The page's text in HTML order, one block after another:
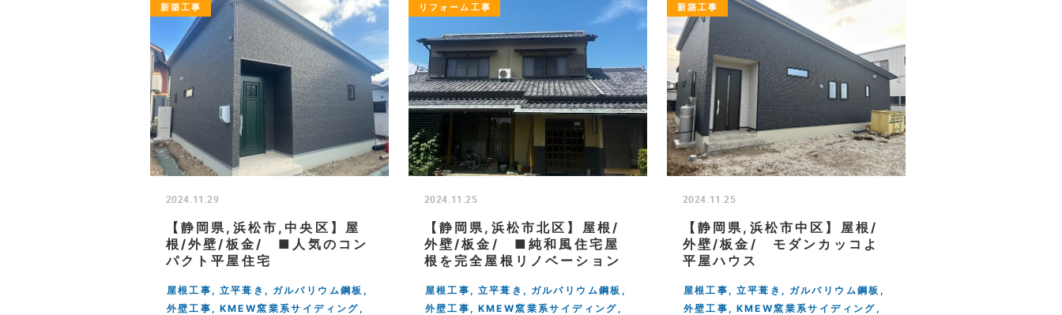
新築工事
2024.11.29
【静岡県,浜松市,中央区】屋
根/外壁/板金/ ■人気のコン
パクト平屋住宅
屋根工事 立平葺き
ガルバリウム鋼板
外壁工事
KMEW窯業系サイディング
リフォーム工事
2024.11.25
【静岡県,浜松市北区】屋根/
外壁/板金/ ■純和風住宅屋
根を完全屋根リノベーション
屋根工事 立平葺き
ガルバリウム鋼板
外壁工事
KMEW窯業系サイディング
新築工事
2024.11.25
【静岡県,浜松市中区】屋根/
外壁/板金/ モダンカッコよ
平屋ハウス
屋根工事 立平葺き
ガルバリウム鋼板
外壁工事
KMEW窯業系サイディング